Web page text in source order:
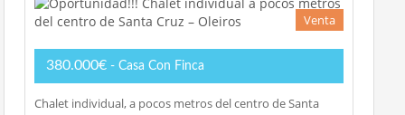
Venta
380.000€ - Casa Con Finca
Chalet individual, a pocos metros del centro de Santa